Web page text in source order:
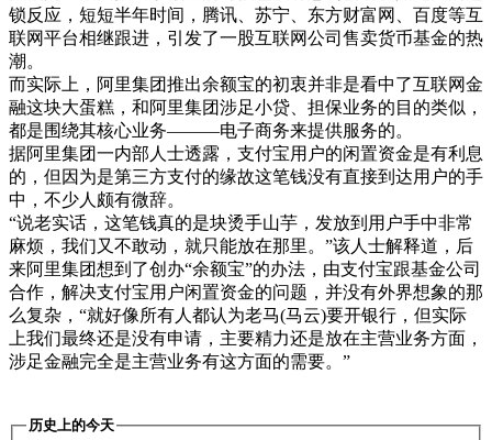
锁反应，短短半年时间，腾讯、苏宁、东方财富网、百度等互
联网平台相继跟进，引发了一股互联网公司售卖货币基金的热
潮。
而实际上，阿里集团推出余额宝的初衷并非是看中了互联网金
融这块大蛋糕，和阿里集团涉足小贷、担保业务的目的类似，
都是围绕其核心业务———电子商务来提供服务的。
据阿里集团一内部人士透露，支付宝用户的闲置资金是有利息
的，但因为是第三方支付的缘故这笔钱没有直接到达用户的手
中，不少人颇有微辞。
“说老实话，这笔钱真的是块烫手山芋，发放到用户手中非常
麻烦，我们又不敢动，就只能放在那里。”该人士解释道，后
来阿里集团想到了创办“余额宝”的办法，由支付宝跟基金公司
合作，解决支付宝用户闲置资金的问题，并没有外界想象的那
么复杂，“就好像所有人都认为老马(马云)要开银行，但实际
上我们最终还是没有申请，主要精力还是放在主营业务方面，
涉足金融完全是主营业务有这方面的需要。”
历史上的今天